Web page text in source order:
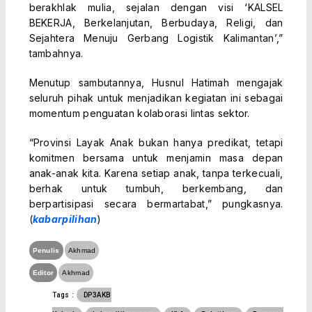
berakhlak mulia, sejalan dengan visi ‘KALSEL
BEKERJA, Berkelanjutan, Berbudaya, Religi, dan
Sejahtera Menuju Gerbang Logistik Kalimantan’,”
tambahnya.
Menutup sambutannya, Husnul Hatimah mengajak
seluruh pihak untuk menjadikan kegiatan ini sebagai
momentum penguatan kolaborasi lintas sektor.
“Provinsi Layak Anak bukan hanya predikat, tetapi
komitmen bersama untuk menjamin masa depan
anak-anak kita. Karena setiap anak, tanpa terkecuali,
berhak untuk tumbuh, berkembang, dan
berpartisipasi secara bermartabat,” pungkasnya.
(kabarpilihan)
Penulis Akhmad
Editor Akhmad
Tags : DP3AKB